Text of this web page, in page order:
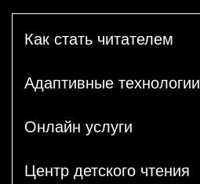
Как стать читателем
Адаптивные технологии
Онлайн услуги
Центр детского чтения